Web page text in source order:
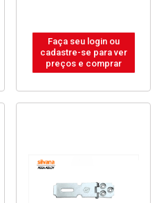
Faça seu login ou
cadastre-se para ver
preços e comprar